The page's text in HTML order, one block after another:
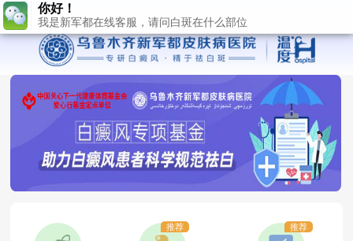
推荐 推荐